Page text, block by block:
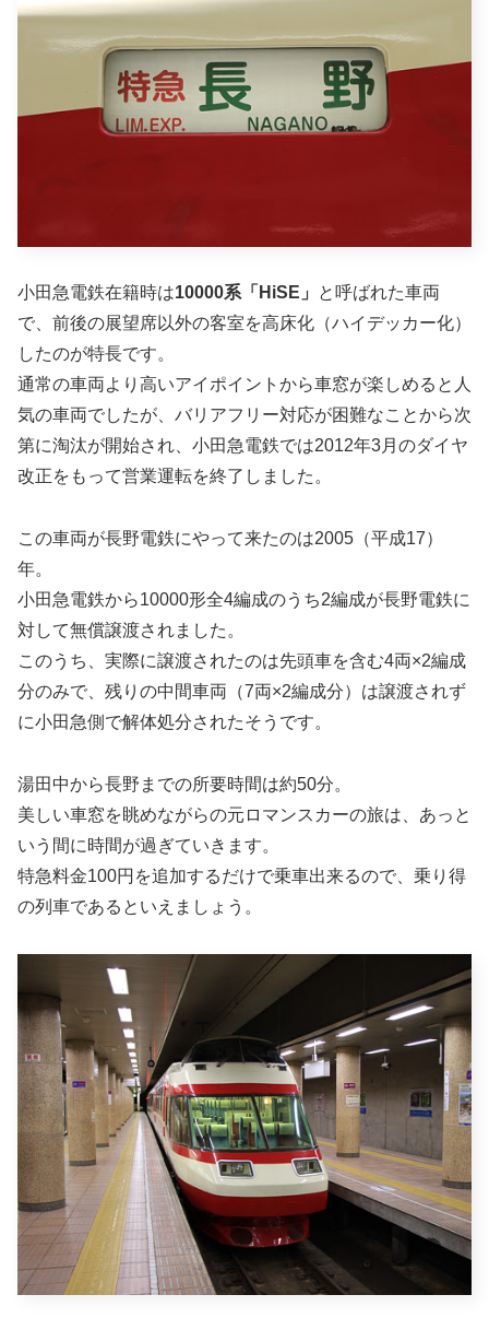
小田急電鉄在籍時は10000系「HiSE」
と呼ばれた車両
で、前後の展望席以外の客室を高床化（ハイデッカー化）
したのが特長です。
通常の車両より高いアイポイントから車窓が楽しめると人
気の車両でしたが、バリアフリー対応が困難なことから次
第に淘汰が開始され、小田急電鉄では2012年3月のダイヤ
改正をもって営業運転を終了しました。
この車両が長野電鉄にやって来たのは2005（平成17）
年。
小田急電鉄から10000形全4編成のうち2編成が長野電鉄に
対して無償譲渡されました。
このうち、実際に譲渡されたのは先頭車を含む4両×2編成
分のみで、残りの中間車両（7両×2編成分）は譲渡されず
に小田急側で解体処分されたそうです。
湯田中から長野までの所要時間は約50分。
美しい車窓を眺めながらの元ロマンスカーの旅は、あっと
いう間に時間が過ぎていきます。
特急料金100円を追加するだけで乗車出来るので、乗り得
の列車であるといえましょう。